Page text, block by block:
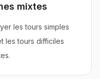
mixtes
les tours simples
les tours difficiles